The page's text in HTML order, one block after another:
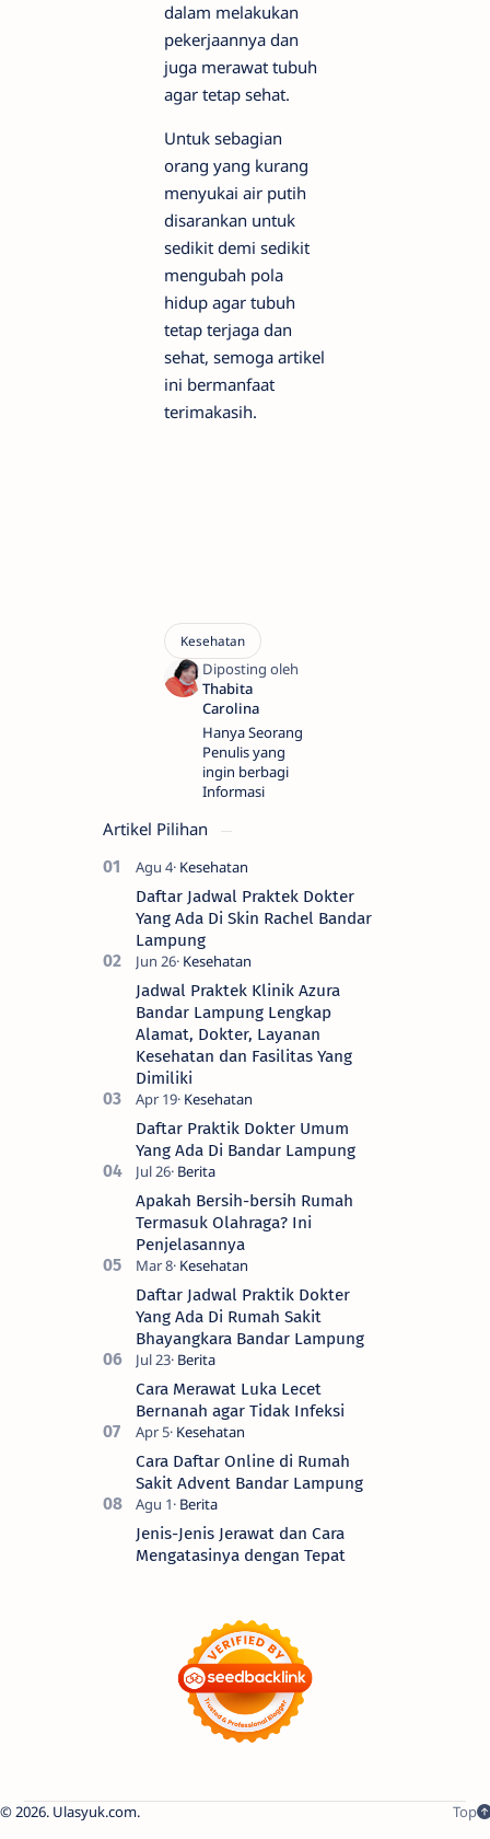
dalam melakukan
pekerjaannya dan
juga merawat tubuh
agar tetap sehat.
Untuk sebagian
orang yang kurang
menyukai air putih
disarankan untuk
sedikit demi sedikit
mengubah pola
hidup agar tubuh
tetap terjaga dan
sehat, semoga artikel
ini bermanfaat
terimakasih.
Hanya Seorang
Penulis yang
ingin berbagi
Informasi
Artikel Pilihan
Daftar Jadwal Praktek Dokter
Yang Ada Di Skin Rachel Bandar
Lampung
Jadwal Praktek Klinik Azura
Bandar Lampung Lengkap
Alamat, Dokter, Layanan
Kesehatan dan Fasilitas Yang
Dimiliki
Daftar Praktik Dokter Umum
Yang Ada Di Bandar Lampung
Apakah Bersih-bersih Rumah
Termasuk Olahraga? Ini
Penjelasannya
Daftar Jadwal Praktik Dokter
Yang Ada Di Rumah Sakit
Bhayangkara Bandar Lampung
Cara Merawat Luka Lecet
Bernanah agar Tidak Infeksi
Cara Daftar Online di Rumah
Sakit Advent Bandar Lampung
Jenis-Jenis Jerawat dan Cara
Mengatasinya dengan Tepat
2026. Ulasyuk.com.